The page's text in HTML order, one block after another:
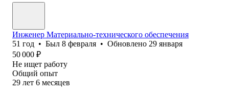
Инженер Материально-технического обеспечения
51 год • Был 8 февраля • Обновлено 29 января
50 000 ₽
Не ищет работу
Общий опыт
29 лет 6 месяцев